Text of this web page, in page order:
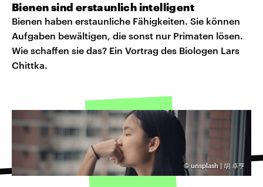
Bienen sind erstaunlich intelligent
Bienen haben erstaunliche Fähigkeiten. Sie können
Aufgaben bewältigen, die sonst nur Primaten lösen.
Wie schaffen sie das? Ein Vortrag des Biologen Lars
Chittka.
© unsplash | 胡 卓亨